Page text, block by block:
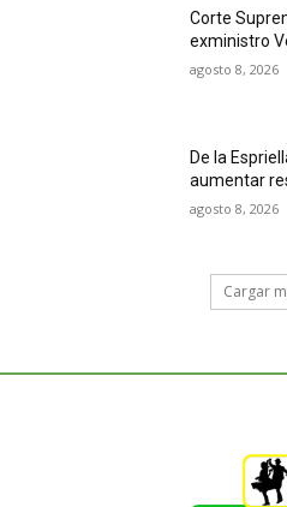
Corte
exministro
agosto 8, 2026
De la
aumentar
agosto 8, 2026
Cargar